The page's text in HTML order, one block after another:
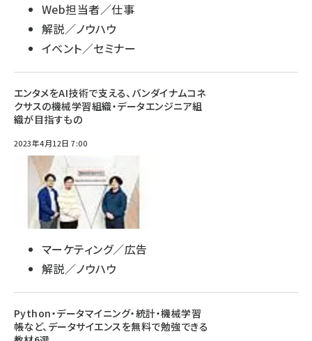
Web担当者／仕事
解説／ノウハウ
イベント／セミナー
エンタメをAI技術で支える、バンダイナムコネ
クサスの機械学習組織・データエンジニア組
織が目指すもの
2023年4月12日 7:00
マーケティング／広告
解説／ノウハウ
Python・データマイニング・統計・機械学習
帳など、データサイエンスを無料で勉強できる